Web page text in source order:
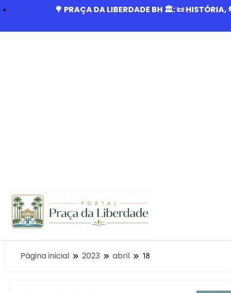
🌳 PRAÇA DA LIBERDADE BH 🏛️: 📜 HISTÓRIA,
Página inicial 2023 abril 18